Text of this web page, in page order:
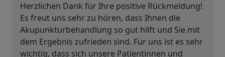
Herzlichen Dank für Ihre positive Rückmeldung!
Es freut uns sehr zu hören, dass Ihnen die
Akupunkturbehandlung so gut hilft und Sie mit
dem Ergebnis zufrieden sind. Für uns ist es sehr
wichtig, dass sich unsere Patientinnen und